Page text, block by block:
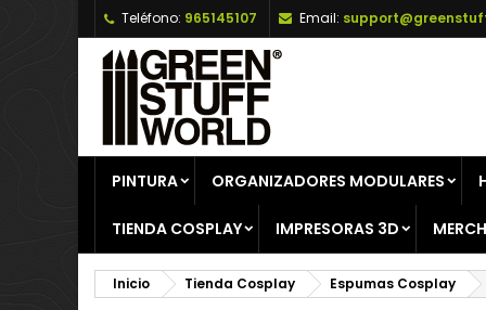
Teléfono: 965145107 Email:
PINTURA ORGANIZADORES MODULARES
TIENDA COSPLAY IMPRESORAS 3D
Inicio Tienda Cosplay Espumas Cosplay